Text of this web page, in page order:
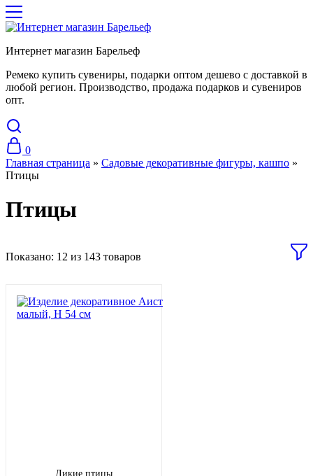
Интернет магазин Барельеф
Ремеко купить сувениры, подарки оптом дешево с доставкой в
любой регион. Производство, продажа подарков и сувениров
опт.
0
Главная страница » Садовые декоративные фигуры, кашпо »
Птицы
Птицы
Показано: 12 из 143 товаров
Дикие птицы